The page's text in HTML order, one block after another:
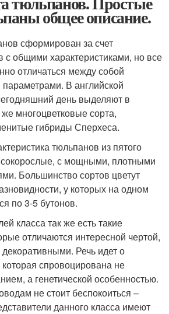
общее описание.
сформирован за счет
с общими характеристиками, но все
отличаться между собой
В английской
день выделяют в
многоцветковые сорта,
гибриды Сперхеса.
тюльпанов из пятого
с мощными, плотными
Большинство сортов цветут
у которых на одном
по 3-5 бутонов.
класса так же есть такие
отличаются интересной чертой,
Речь идет о
которая спровоцирована не
а генетической особенностью.
не стоит беспокоиться –
данного класса имеют